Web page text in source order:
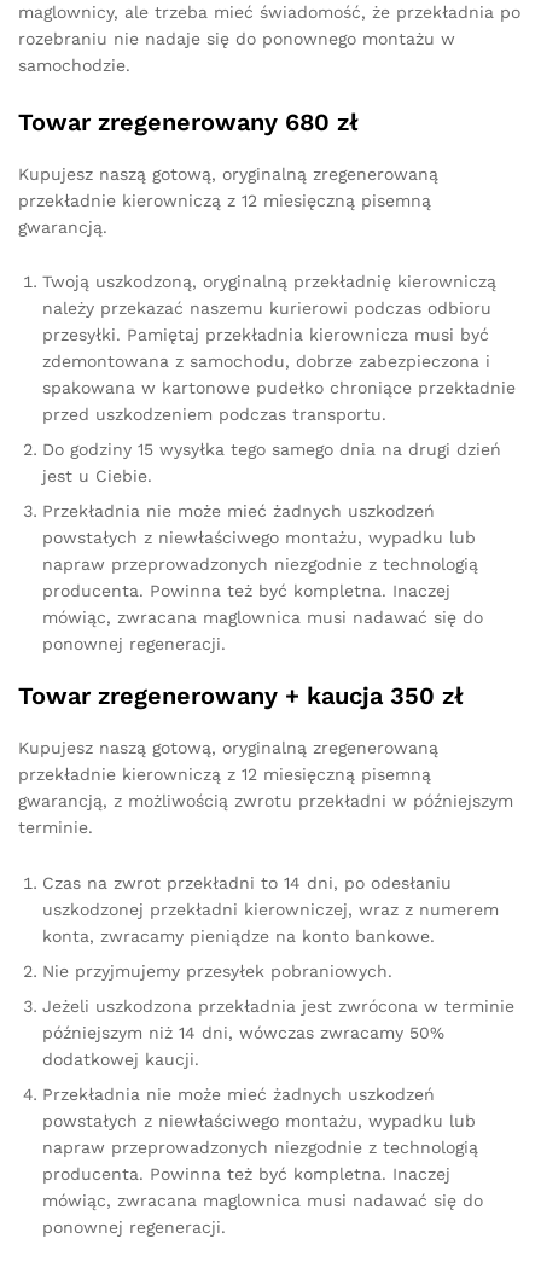
maglownicy, ale trzeba mieć świadomość, że przekładnia po
rozebraniu nie nadaje się do ponownego montażu w
samochodzie.
Towar zregenerowany 680 zł
Kupujesz naszą gotową, oryginalną zregenerowaną
przekładnie kierowniczą z 12 miesięczną pisemną
gwarancją.
Twoją uszkodzoną, oryginalną przekładnię kierowniczą
należy przekazać naszemu kurierowi podczas odbioru
przesyłki. Pamiętaj przekładnia kierownicza musi być
zdemontowana z samochodu, dobrze zabezpieczona i
spakowana w kartonowe pudełko chroniące przekładnie
przed uszkodzeniem podczas transportu.
Do godziny 15 wysyłka tego samego dnia na drugi dzień
jest u Ciebie.
Przekładnia nie może mieć żadnych uszkodzeń
powstałych z niewłaściwego montażu, wypadku lub
napraw przeprowadzonych niezgodnie z technologią
producenta. Powinna też być kompletna. Inaczej
mówiąc, zwracana maglownica musi nadawać się do
ponownej regeneracji.
Towar zregenerowany + kaucja 350 zł
Kupujesz naszą gotową, oryginalną zregenerowaną
przekładnie kierowniczą z 12 miesięczną pisemną
gwarancją, z możliwością zwrotu przekładni w późniejszym
terminie.
Czas na zwrot przekładni to 14 dni, po odesłaniu
uszkodzonej przekładni kierowniczej, wraz z numerem
konta, zwracamy pieniądze na konto bankowe.
Nie przyjmujemy przesyłek pobraniowych.
Jeżeli uszkodzona przekładnia jest zwrócona w terminie
późniejszym niż 14 dni, wówczas zwracamy 50%
dodatkowej kaucji.
Przekładnia nie może mieć żadnych uszkodzeń
powstałych z niewłaściwego montażu, wypadku lub
napraw przeprowadzonych niezgodnie z technologią
producenta. Powinna też być kompletna. Inaczej
mówiąc, zwracana maglownica musi nadawać się do
ponownej regeneracji.